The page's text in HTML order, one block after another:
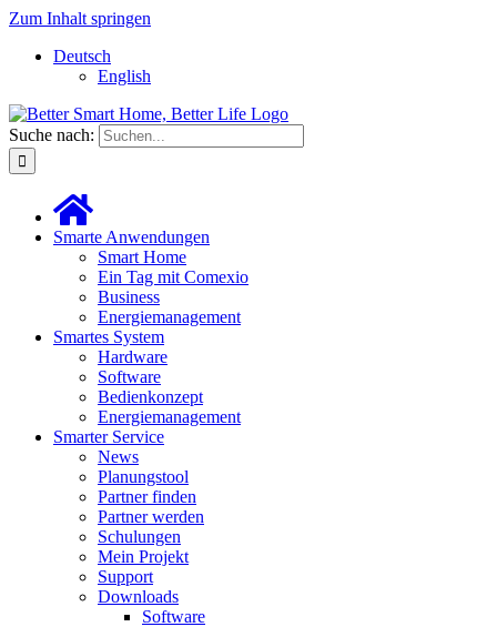
Zum Inhalt springen
Deutsch
English
Suche nach:
Smarte Anwendungen
Smart Home
Ein Tag mit Comexio
Business
Energiemanagement
Smartes System
Hardware
Software
Bedienkonzept
Energiemanagement
Smarter Service
News
Planungstool
Partner finden
Partner werden
Schulungen
Mein Projekt
Support
Downloads
Software